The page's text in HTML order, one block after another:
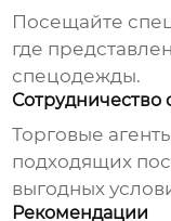
Посещайте
где
спецодежды.
Сотрудничество
Торговые
подходящих
выгодных
Рекомендации